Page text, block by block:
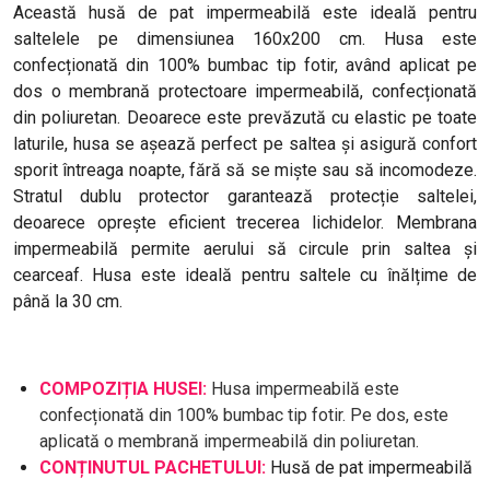
Această husă de pat impermeabilă este ideală pentru
saltelele pe dimensiunea 160x200 cm. Husa este
confecționată din 100% bumbac tip fotir, având aplicat pe
dos o membrană protectoare impermeabilă, confecționată
din poliuretan. Deoarece este prevăzută cu elastic pe toate
laturile, husa se așează perfect pe saltea și asigură confort
sporit întreaga noapte, fără să se miște sau să incomodeze.
Stratul dublu protector garantează protecție saltelei,
deoarece oprește eficient trecerea lichidelor. Membrana
impermeabilă permite aerului să circule prin saltea și
cearceaf. Husa este ideală pentru saltele cu înălțime de
până la 30 cm.
COMPOZIȚIA HUSEI: Husa impermeabilă este
confecționată din 100% bumbac tip fotir. Pe dos, este
aplicată o membrană impermeabilă din poliuretan.
CONȚINUTUL PACHETULUI: Husă de pat impermeabilă